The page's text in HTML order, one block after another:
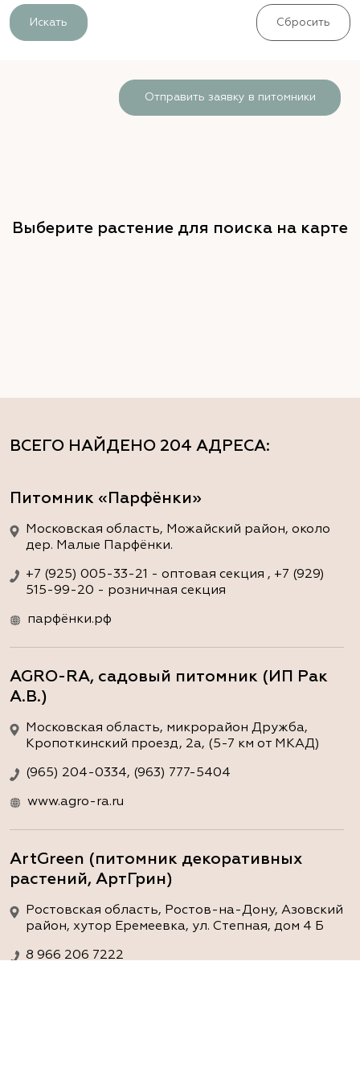
Искать Сбросить
ВСЕГО НАЙДЕНО 204 АДРЕСА:
Питомник «Парфёнки»
Московская область, Можайский район, около
дер. Малые Парфёнки.
+7 (925) 005-33-21 - оптовая секция , +7 (929)
515-99-20 - розничная секция
парфёнки.рф
AGRO-RA, садовый питомник (ИП Рак
А.В.)
Московская область, микрорайон Дружба,
Кропоткинский проезд, 2а, (5-7 км от МКАД)
(965) 204-0334, (963) 777-5404
www.agro-ra.ru
ArtGreen (питомник декоративных
растений, АртГрин)
Ростовская область, Ростов-на-Дону, Азовский
район, хутор Еремеевка, ул. Степная, дом 4 Б
8 966 206 7222
Отправить заявку в питомники
Выберите растение для поиска на карте